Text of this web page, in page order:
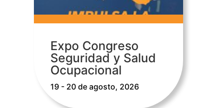
Expo Congreso
Seguridad y Salud
Ocupacional
19 - 20 de agosto, 2026